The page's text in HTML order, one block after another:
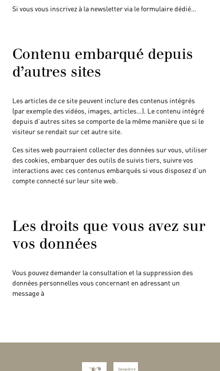
Si vous vous inscrivez à la newsletter via le formulaire dédié…
Contenu embarqué depuis
d’autres sites
Les articles de ce site peuvent inclure des contenus intégrés
(par exemple des vidéos, images, articles…). Le contenu intégré
depuis d’autres sites se comporte de la même manière que si le
visiteur se rendait sur cet autre site.
Ces sites web pourraient collecter des données sur vous, utiliser
des cookies, embarquer des outils de suivis tiers, suivre vos
interactions avec ces contenus embarqués si vous disposez d’un
compte connecté sur leur site web.
Les droits que vous avez sur
vos données
Vous pouvez demander la consultation et la suppression des
données personnelles vous concernant en adressant un
message à